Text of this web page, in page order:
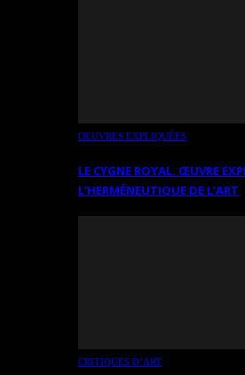
OEUVRES EXPLIQUÉES
LE CYGNE ROYAL. ŒUVRE
L’HERMÉNEUTIQUE DE L’ART
CRITIQUES D’ART